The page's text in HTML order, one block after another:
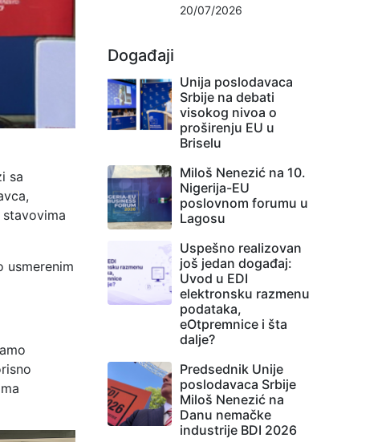
sa
20/07/2026
Događaji
Unija poslodavaca
Srbije na debati
visokog nivoa o
proširenju EU u
Briselu
Miloš Nenezić na 10.
Nigerija-EU
poslovnom forumu u
Lagosu
Uspešno realizovan
još jedan događaj:
Uvod u EDI
elektronsku razmenu
podataka,
eOtpremnice i šta
dalje?
Predsednik Unije
poslodavaca Srbije
Miloš Nenezić na
Danu nemačke
industrije BDI 2026